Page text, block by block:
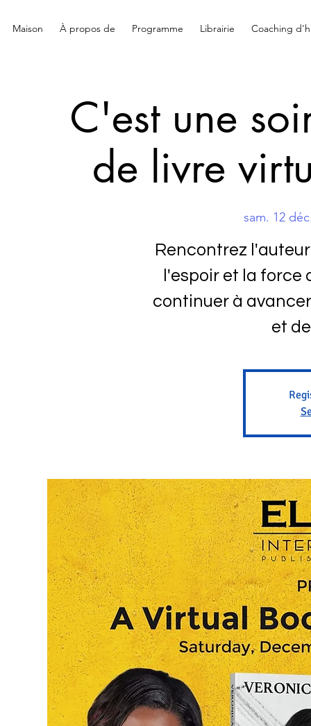
Maison À propos de Programme Librairie Coaching
C'est une
de livre
sam. 12
Rencontrez
l'espoir et la force
continuer à
et